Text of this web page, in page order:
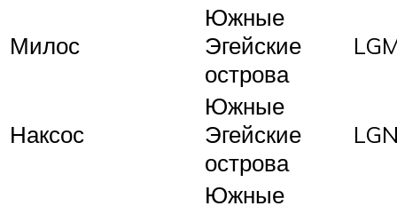
Милос
Южные
Эгейские
острова
Наксос
Южные
Эгейские
острова
Южные